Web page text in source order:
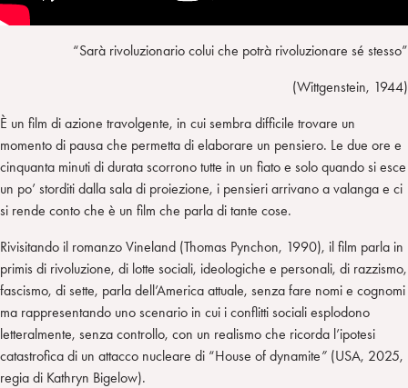
“Sarà rivoluzionario colui che potrà rivoluzionare sé stesso”
(Wittgenstein, 1944)
È un film di azione travolgente, in cui sembra difficile trovare un
momento di pausa che permetta di elaborare un pensiero. Le due ore e
cinquanta minuti di durata scorrono tutte in un fiato e solo quando si esce
un po’ storditi dalla sala di proiezione, i pensieri arrivano a valanga e ci
si rende conto che è un film che parla di tante cose.
Rivisitando il romanzo Vineland (Thomas Pynchon, 1990), il film parla in
primis di rivoluzione, di lotte sociali, ideologiche e personali, di razzismo,
fascismo, di sette, parla dell’America attuale, senza fare nomi e cognomi
ma rappresentando uno scenario in cui i conflitti sociali esplodono
letteralmente, senza controllo, con un realismo che ricorda l’ipotesi
catastrofica di un attacco nucleare di “House of dynamite” (USA, 2025,
regia di Kathryn Bigelow).